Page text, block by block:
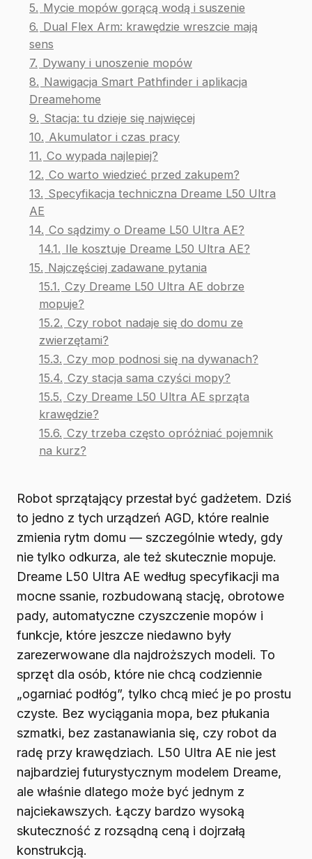
5. Mycie mopów gorącą wodą i suszenie
6. Dual Flex Arm: krawędzie wreszcie mają
sens
7. Dywany i unoszenie mopów
8. Nawigacja Smart Pathfinder i aplikacja
Dreamehome
9. Stacja: tu dzieje się najwięcej
10. Akumulator i czas pracy
11. Co wypada najlepiej?
12. Co warto wiedzieć przed zakupem?
13. Specyfikacja techniczna Dreame L50 Ultra
AE
14. Co sądzimy o Dreame L50 Ultra AE?
14.1. Ile kosztuje Dreame L50 Ultra AE?
15. Najczęściej zadawane pytania
15.1. Czy Dreame L50 Ultra AE dobrze
mopuje?
15.2. Czy robot nadaje się do domu ze
zwierzętami?
15.3. Czy mop podnosi się na dywanach?
15.4. Czy stacja sama czyści mopy?
15.5. Czy Dreame L50 Ultra AE sprząta
krawędzie?
15.6. Czy trzeba często opróżniać pojemnik
na kurz?
Robot sprzątający przestał być gadżetem. Dziś
to jedno z tych urządzeń AGD, które realnie
zmienia rytm domu — szczególnie wtedy, gdy
nie tylko odkurza, ale też skutecznie mopuje.
Dreame L50 Ultra AE według specyfikacji ma
mocne ssanie, rozbudowaną stację, obrotowe
pady, automatyczne czyszczenie mopów i
funkcje, które jeszcze niedawno były
zarezerwowane dla najdroższych modeli. To
sprzęt dla osób, które nie chcą codziennie
„ogarniać podłóg”, tylko chcą mieć je po prostu
czyste. Bez wyciągania mopa, bez płukania
szmatki, bez zastanawiania się, czy robot da
radę przy krawędziach. L50 Ultra AE nie jest
najbardziej futurystycznym modelem Dreame,
ale właśnie dlatego może być jednym z
najciekawszych. Łączy bardzo wysoką
skuteczność z rozsądną ceną i dojrzałą
konstrukcją.